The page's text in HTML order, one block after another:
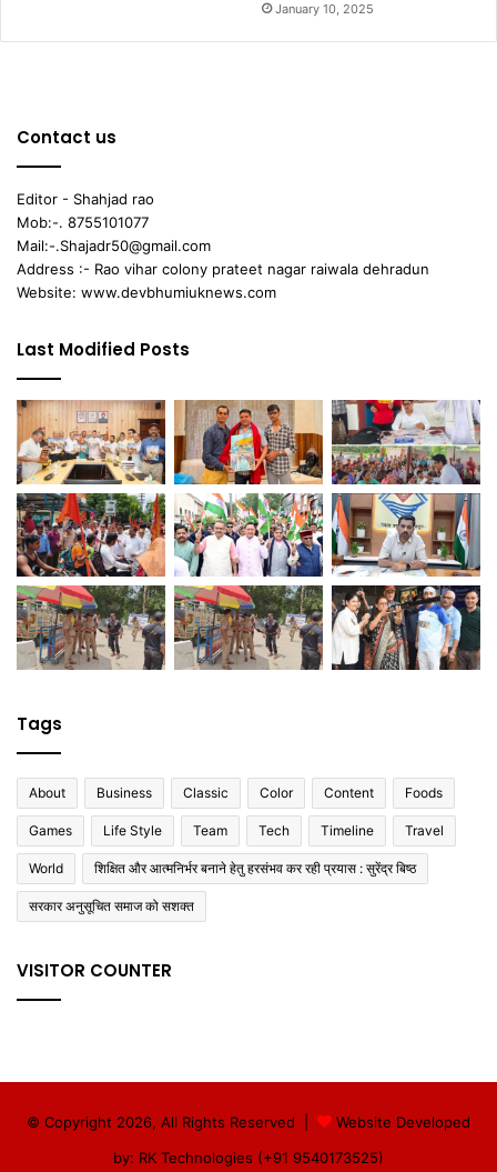
January 10, 2025
Contact us
Editor - Shahjad rao
Mob:-. 8755101077
Mail:-.Shajadr50@gmail.com
Address :- Rao vihar colony prateet nagar raiwala dehradun
Website: www.devbhumiuknews.com
Last Modified Posts
Tags
About Business Classic Color Content Foods
Games Life Style Team Tech Timeline Travel
World शिक्षित और आत्मनिर्भर बनाने हेतु हरसंभव कर रही प्रयास : सुरेंद्र बिष्ठ
सरकार अनुसूचित समाज को सशक्त
VISITOR COUNTER
© Copyright 2026, All Rights Reserved |
Website Developed
by: RK Technologies (+91 9540173525)